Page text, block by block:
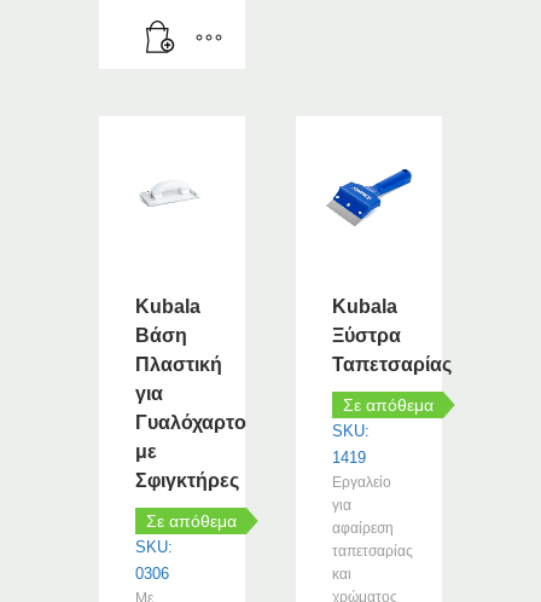
Kubala
Βάση
Πλαστική
για
Γυαλόχαρτο
με
Σφιγκτήρες
Σε απόθεμα
SKU:
0306
Με
Kubala
Ξύστρα
Ταπετσαρίας
Σε απόθεμα
SKU:
1419
Εργαλείο
για
αφαίρεση
ταπετσαρίας
και
χρώματος